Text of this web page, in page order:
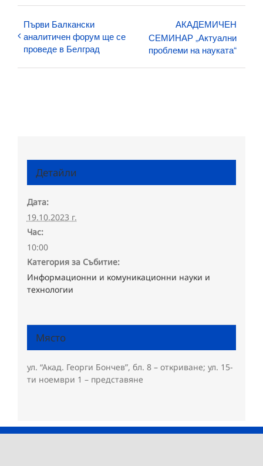
Първи Балкански
аналитичен форум ще се
проведе в Белград
АКАДЕМИЧЕН
СЕМИНАР „Актуални
проблеми на науката“
Детайли
Дата:
19.10.2023 г.
Час:
10:00
Категория за Събитие:
Информационни и комуникационни науки и
технологии
Място
ул. “Акад. Георги Бончев”, бл. 8 – откриване; ул. 15-
ти ноември 1 – представяне